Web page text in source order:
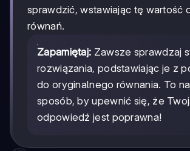
-3
sprawdzić, wstawiając tę wartość
równań.
Zapamiętaj: Zawsze sprawdzaj
rozwiązania, podstawiając je z
do oryginalnego równania. To
sposób, by upewnić się, że
odpowiedź jest poprawna!